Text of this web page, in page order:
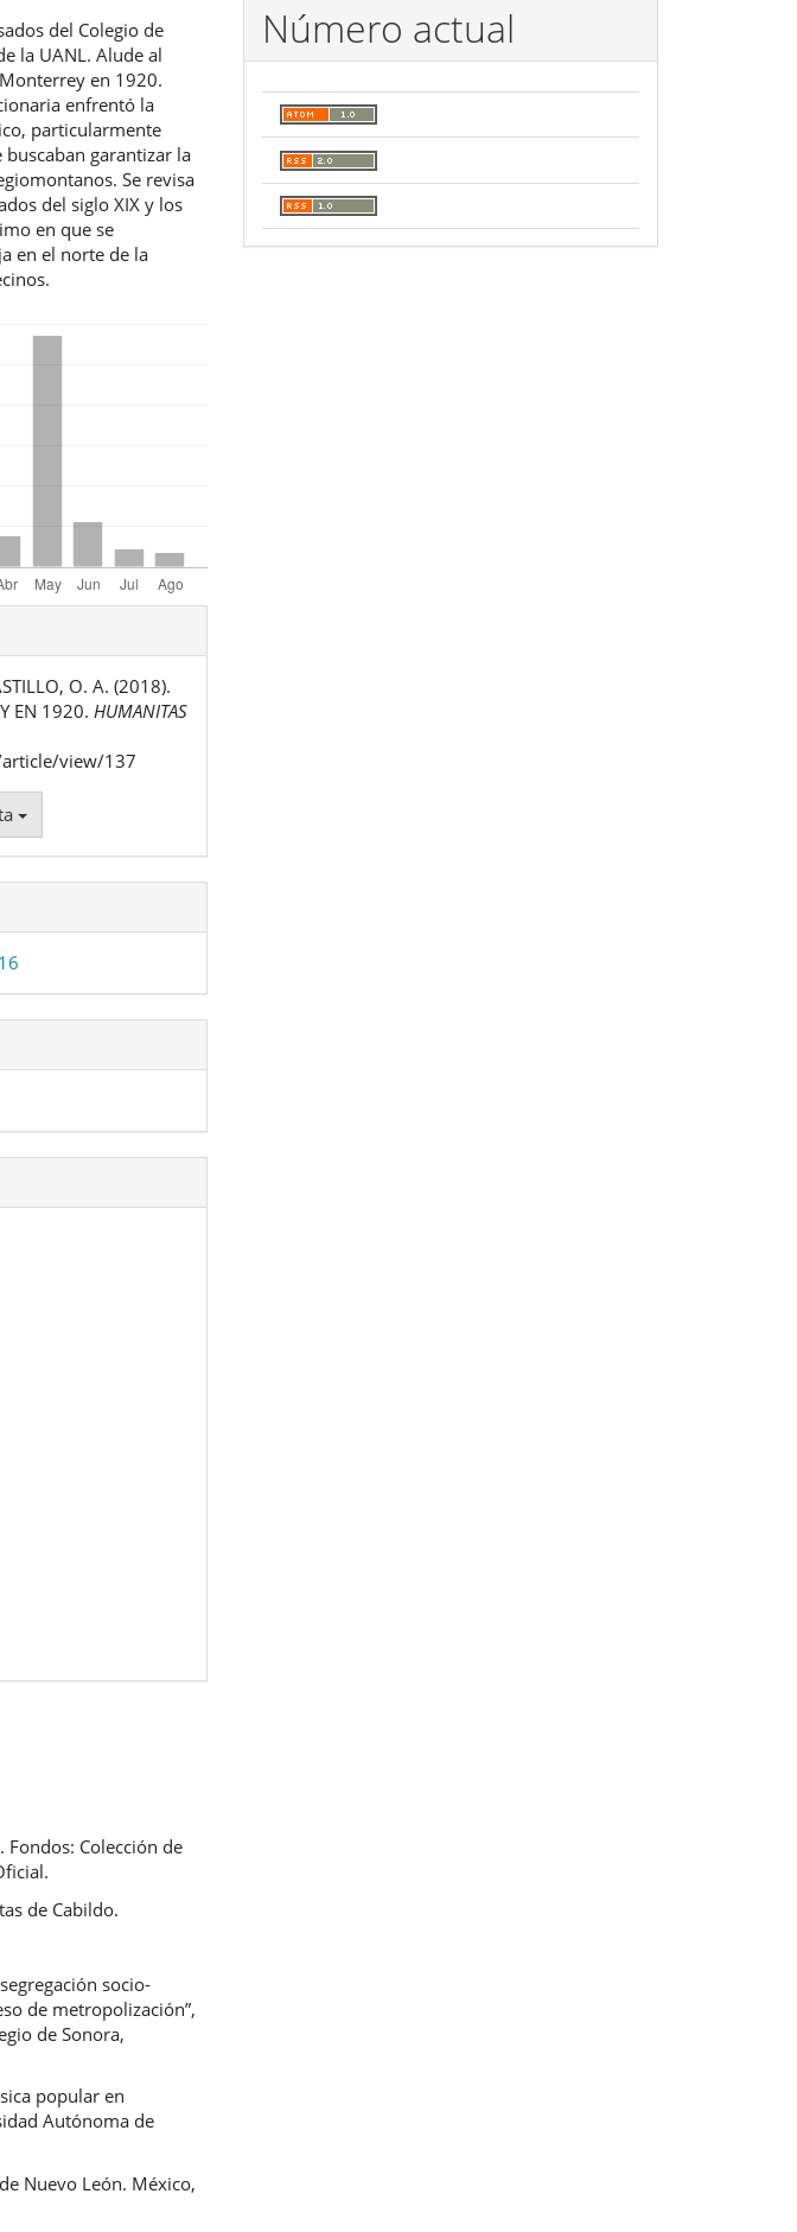
del Colegio de
la UANL. Alude al
en 1920.
enfrentó la
particularmente
garantizar la
Se revisa
del siglo XIX y los
en que se
en el norte de la
O. A. (2018).
EN 1920. HUMANITAS
view/137
Colección de
de Cabildo.
socio-
de metropolización”,
de Sonora,
popular en
Autónoma de
Nuevo León. México,
Número actual